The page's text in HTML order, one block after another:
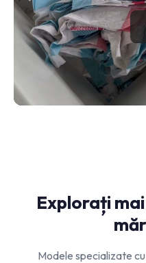
Explorați
Modele specializate